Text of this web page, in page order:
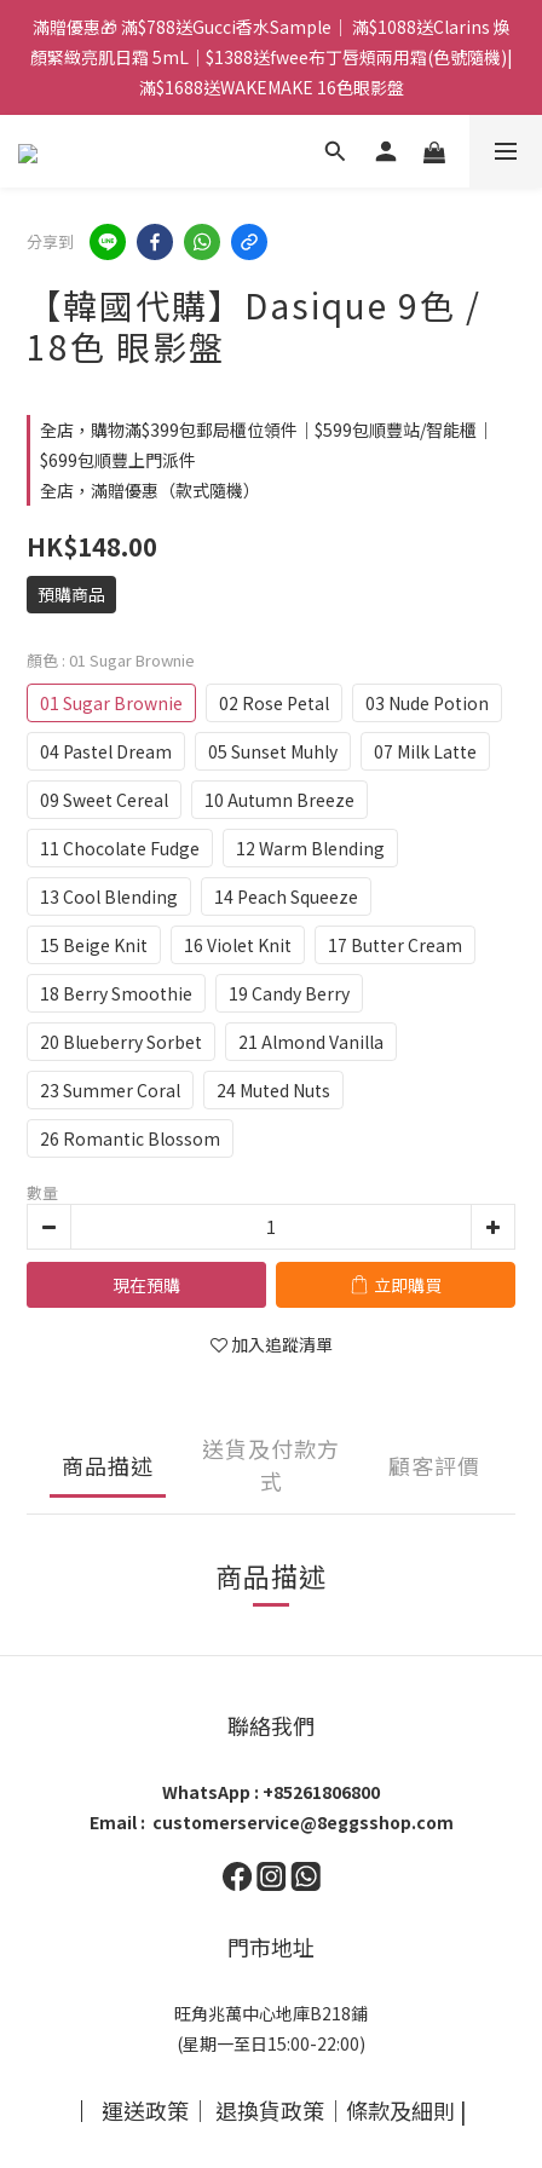
門市：旺角兆萬中心地庫B218 ｜ 所有訂單可旺角門市取貨｜全店
滿$399包郵局取件｜$599包順豐站/站智能櫃｜$699包順豐上門派
件
滿贈優惠🎁 滿$788送Gucci香水Sample｜ 滿$1088送Clarins 煥
顏緊緻亮肌日霜 5mL｜$1388送fwee布丁唇頰兩用霜(色號隨機)|
滿$1688送WAKEMAKE 16色眼影盤
門市：旺角兆萬中心地庫B218 ｜ 所有訂單可旺角門市取貨｜全店
分享到
【韓國代購】Dasique 9色 /
18色 眼影盤
全店，購物滿$399包郵局櫃位領件｜$599包順豐站/智能櫃｜
$699包順豐上門派件
全店，滿贈優惠（款式隨機）
HK$148.00
預購商品
顏色 : 01 Sugar Brownie
01 Sugar Brownie 02 Rose Petal
03 Nude Potion
04 Pastel Dream
05 Sunset Muhly
07 Milk Latte
09 Sweet Cereal
10 Autumn Breeze
11 Chocolate Fudge
12 Warm Blending
13 Cool Blending
14 Peach Squeeze
15 Beige Knit
16 Violet Knit
17 Butter Cream
18 Berry Smoothie
19 Candy Berry
20 Blueberry Sorbet
21 Almond Vanilla
23 Summer Coral
24 Muted Nuts
26 Romantic Blossom
數量
現在預購 立即購買
加入追蹤清單
商品描述
送貨及付款方
式
顧客評價
商品描述
聯絡我們
WhatsApp : +85261806800
Email : customerservice@8eggsshop.com
門市地址
旺角兆萬中心地庫B218鋪
(星期一至日15:00-22:00)
｜ 運送政策 ｜ 退換貨政策 ｜ 條款及細則 |